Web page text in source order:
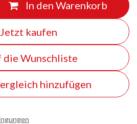
In den Warenkorb
Jetzt kaufen
hinzufügen
die Wunschliste